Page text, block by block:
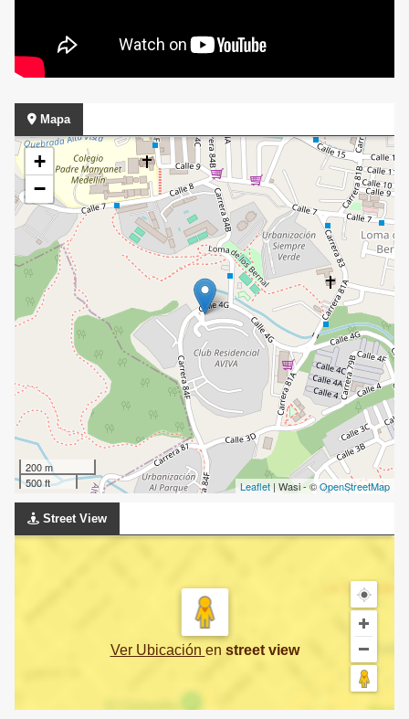
Mapa
+
−
200 m
500 ft
Leaflet | Wasi - ©OpenStreetMap
Street View
Ver Ubicación en street view